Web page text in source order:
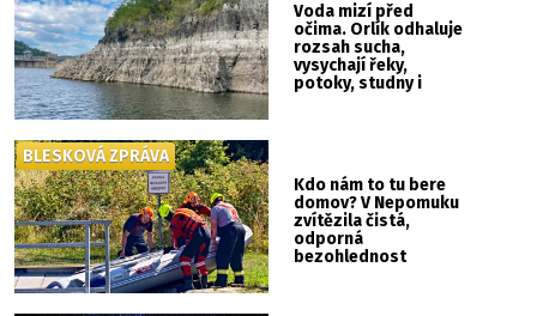
Voda mizí před
očima. Orlík odhaluje
rozsah sucha,
vysychají řeky,
potoky, studny i
Kdo nám to tu bere
domov? V Nepomuku
zvítězila čistá,
odporná
bezohlednost
BLESKOVÁ ZPRÁVA